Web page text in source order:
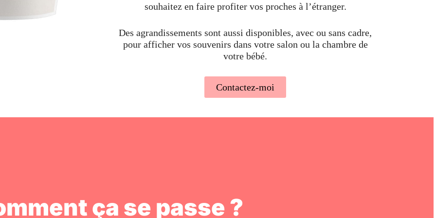
souhaitez en faire profiter vos proches à l’étranger.
Des agrandissements sont aussi disponibles, avec ou sans cadre,
pour afficher vos souvenirs dans votre salon ou la chambre de
votre bébé.
Contactez-moi
ça se passe ?